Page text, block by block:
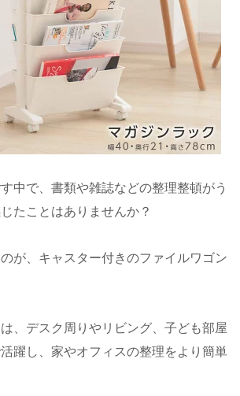
中で、書類や雑誌などの整理整頓がう
たことはありませんか？
が、キャスター付きのファイルワゴン
、デスク周りやリビング、子ども部屋
躍し、家やオフィスの整理をより簡単